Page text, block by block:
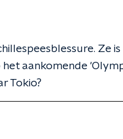
Ze is
aankomende
Tokio?